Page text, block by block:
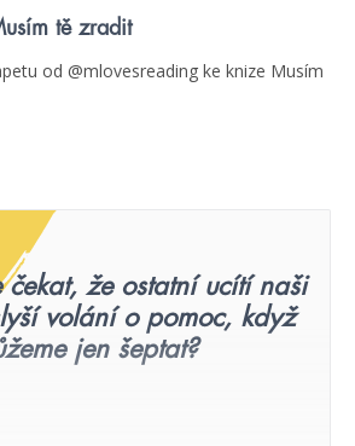
tě zradit
od @mlovesreading ke knize Musím
čekat, že ostatní ucítí naši
volání o pomoc, když
jen šeptat?